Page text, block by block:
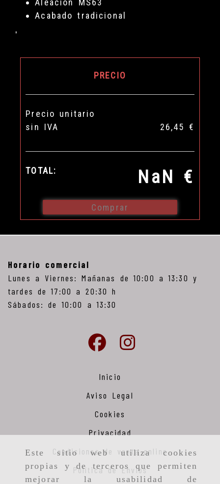
Este sitio web utiliza cookies
propias y de terceros que permiten
mejorar la usabilidad de
Aleación MS63
Acabado tradicional
'
PRECIO
Precio unitario
sin IVA
26,45 €
TOTAL: NaN €
Comprar
Horario comercial
Lunes a Viernes: Mañanas de 10:00 a 13:30 y
tardes de 17:00 a 20:30 h
Sábados: de 10:00 a 13:30
Inicio
Aviso Legal
Cookies
Privacidad
Condiciones de venta online
Política de Envios